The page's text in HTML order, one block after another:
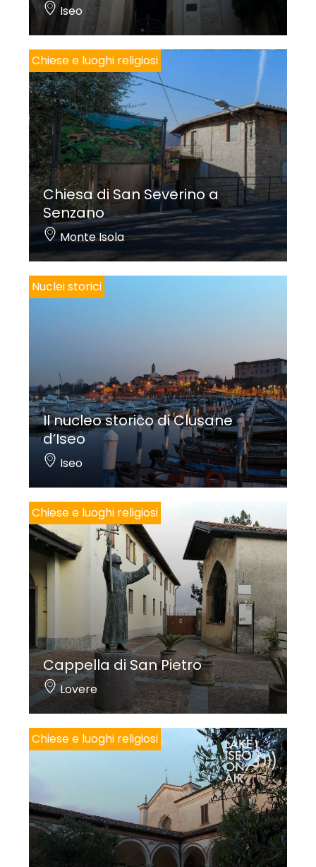
Iseo
Chiese e luoghi religiosi
Chiesa di San Severino a
Senzano
Monte Isola
Nuclei storici
Il nucleo storico di Clusane
d’Iseo
Iseo
Chiese e luoghi religiosi
Cappella di San Pietro
Lovere
Chiese e luoghi religiosi